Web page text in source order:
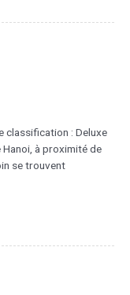
classification : Deluxe
à proximité de
se trouvent